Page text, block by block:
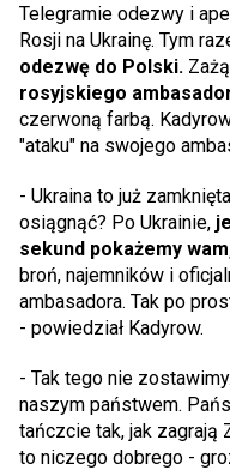
Telegramie odezwy i
Rosji na Ukrainę. Tym
odezwę do Polski.
rosyjskiego
czerwoną farbą.
"ataku" na swojego
- Ukraina to już
osiągnąć? Po Ukrainie,
sekund pokażemy
broń, najemników i
ambasadora. Tak po
- powiedział Kadyrow.
- Tak tego nie
naszym państwem.
tańczcie tak, jak zagrają
to niczego dobrego -